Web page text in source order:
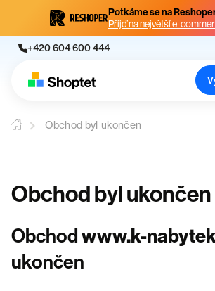
Potkáme se na
Přijď na největší e-
+420 604 600 444
Obchod byl ukončen
Obchod byl ukončen
Obchodwww.k-
ukončen